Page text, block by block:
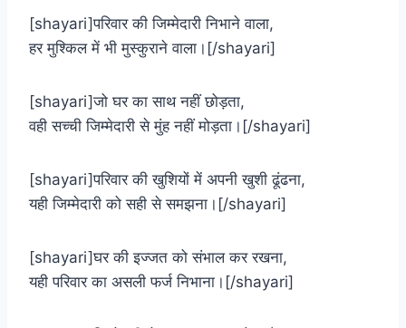
[shayari]परिवार की जिम्मेदारी निभाने वाला,
हर मुश्किल में भी मुस्कुराने वाला।[/shayari]
[shayari]जो घर का साथ नहीं छोड़ता,
वही सच्ची जिम्मेदारी से मुंह नहीं मोड़ता।[/shayari]
[shayari]परिवार की खुशियों में अपनी खुशी ढूंढना,
यही जिम्मेदारी को सही से समझना।[/shayari]
[shayari]घर की इज्जत को संभाल कर रखना,
यही परिवार का असली फर्ज निभाना।[/shayari]